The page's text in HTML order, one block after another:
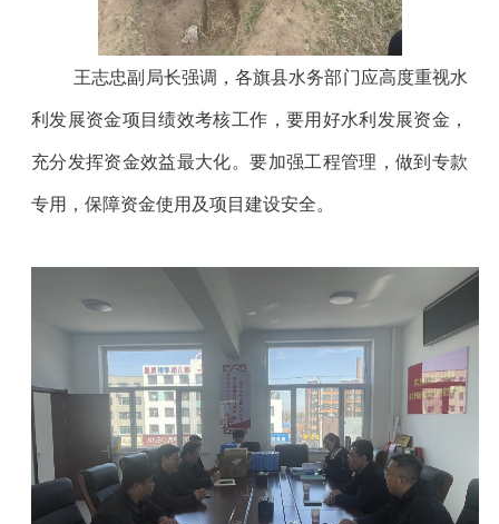
王志忠副局长强调，各旗县水务部门应高度重视水
利发展资金项目绩效考核工作，要用好水利发展资金，
充分发挥资金效益最大化。要加强工程管理，做到专款
专用，保障资金使用及项目建设安全。